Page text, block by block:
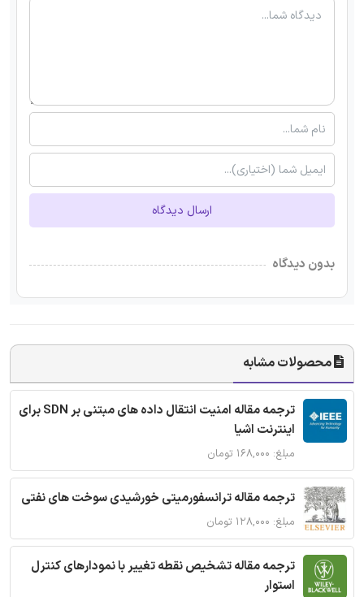
ارسال دیدگاه
بدون دیدگاه
محصولات مشابه
ترجمه مقاله امنیت انتقال داده های مبتنی بر SDN برای
اینترنت اشیا
مبلغ: ۱۶۸,۰۰۰ تومان
ترجمه مقاله ترانسفورمیتی خورشیدی سوخت های نفتی
مبلغ: ۱۲۸,۰۰۰ تومان
ترجمه مقاله تشخیص نقطه تغییر با نمودارهای کنترل
استوار